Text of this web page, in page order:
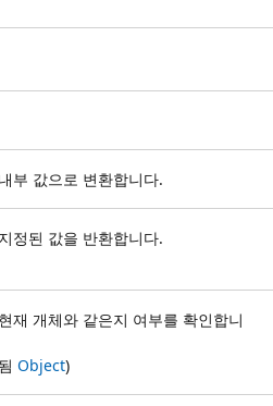
부 값으로 변환합니다.
정된 값을 반환합니다.
재 개체와 같은지 여부를 확인합니
Object)